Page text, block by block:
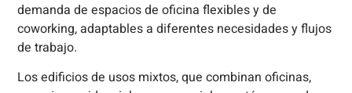
demanda de espacios de oficina flexibles y de
coworking, adaptables a diferentes necesidades y flujos
de trabajo.
Los edificios de usos mixtos, que combinan oficinas,